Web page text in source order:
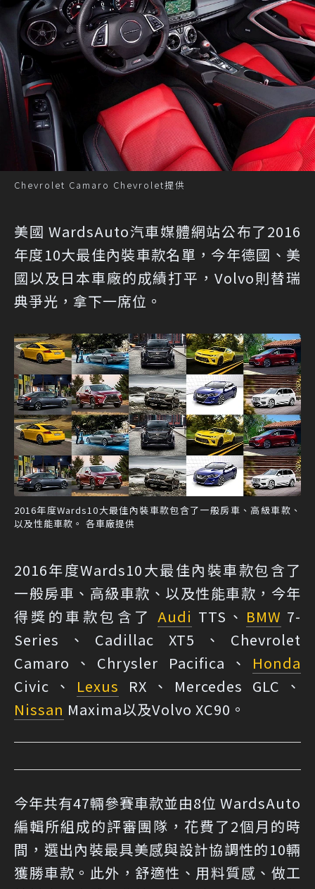
Chevrolet Camaro Chevrolet提供
美國 WardsAuto汽車媒體網站公布了2016
年度10大最佳內裝車款名單，今年德國、美
國以及日本車廠的成績打平，Volvo則替瑞
典爭光，拿下一席位。
2016年度Wards10大最佳內裝車款包含了一般房車、高級車款、
以及性能車款。 各車廠提供
2016年度Wards10大最佳內裝車款包含了
一般房車、高級車款、以及性能車款，今年
得獎的車款包含了Audi TTS、 BMW 7-
Series、Cadillac XT5、Chevrolet
Camaro、Chrysler Pacifica、 Honda
Civic、 Lexus RX、Mercedes GLC、
Nissan Maxima以及Volvo XC90。
今年共有47輛參賽車款並由8位 WardsAuto
編輯所組成的評審團隊，花費了2個月的時
間，選出內裝最具美感與設計協調性的10輛
獲勝車款。此外，舒適性、用料質感、做工